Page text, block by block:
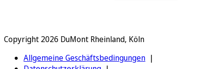
Copyright 2026 DuMont Rheinland, Köln
Allgemeine Geschäftsbedingungen